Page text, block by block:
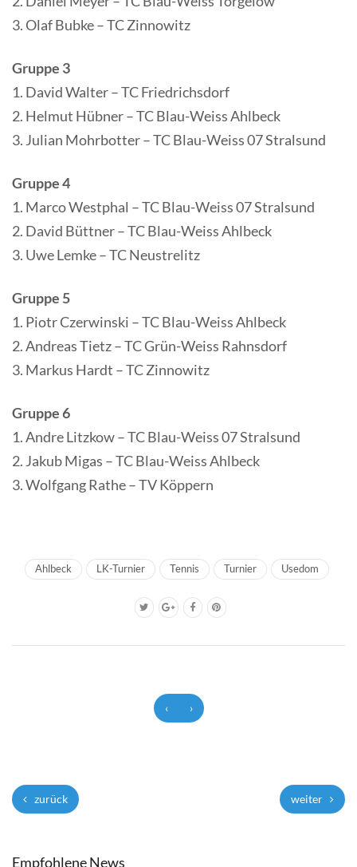
3. Olaf Bubke – TC Zinnowitz
Gruppe 3
1. David Walter – TC Friedrichsdorf
2. Helmut Hübner – TC Blau-Weiss Ahlbeck
3. Julian Mohrbotter – TC Blau-Weiss 07 Stralsund
Gruppe 4
1. Marco Westphal – TC Blau-Weiss 07 Stralsund
2. David Büttner – TC Blau-Weiss Ahlbeck
3. Uwe Lemke – TC Neustrelitz
Gruppe 5
1. Piotr Czerwinski – TC Blau-Weiss Ahlbeck
2. Andreas Tietz – TC Grün-Weiss Rahnsdorf
3. Markus Hardt – TC Zinnowitz
Gruppe 6
1. Andre Litzkow – TC Blau-Weiss 07 Stralsund
2. Jakub Migas – TC Blau-Weiss Ahlbeck
3. Wolfgang Rathe – TV Köppern
Ahlbeck LK-Turnier Tennis Turnier Usedom
‹ ›
zurück weiter
Empfohlene News